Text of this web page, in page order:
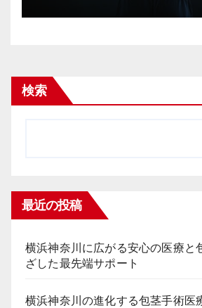
検索
最近の投稿
横浜神奈川に広がる安心の医療と
ざした最先端サポート
横浜神奈川の進化する包茎手術医